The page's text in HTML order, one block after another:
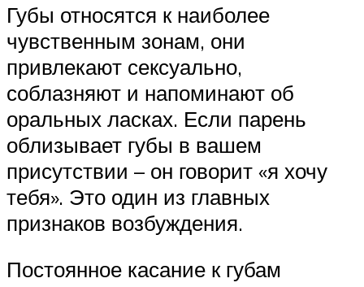
Губы относятся к наиболее
чувственным зонам, они
привлекают сексуально,
соблазняют и напоминают об
оральных ласках. Если парень
облизывает губы в вашем
присутствии – он говорит «я хочу
тебя». Это один из главных
признаков возбуждения.
Постоянное касание к губам